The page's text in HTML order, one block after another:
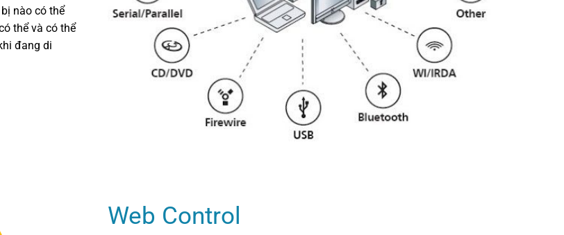
nào có thể
thể và có thể
đang di
Web Control